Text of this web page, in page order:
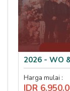
2026 - WO
Harga mulai :
IDR